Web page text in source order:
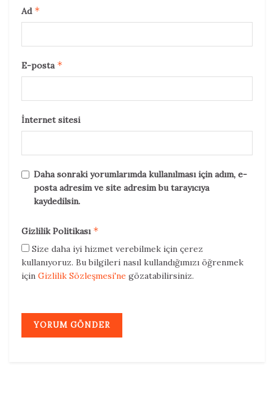
Ad *
E-posta *
İnternet sitesi
Daha sonraki yorumlarımda kullanılması için adım, e-
posta adresim ve site adresim bu tarayıcıya
kaydedilsin.
Gizlilik Politikası *
Size daha iyi hizmet verebilmek için çerez
kullanıyoruz. Bu bilgileri nasıl kullandığımızı öğrenmek
için Gizlilik Sözleşmesi'ne gözatabilirsiniz.